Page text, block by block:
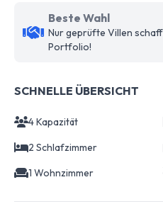
Beste Wahl
Nur geprüfte Villen
Portfolio!
SCHNELLE ÜBERSICHT
4 Kapazität
2 Schlafzimmer
1 Wohnzimmer